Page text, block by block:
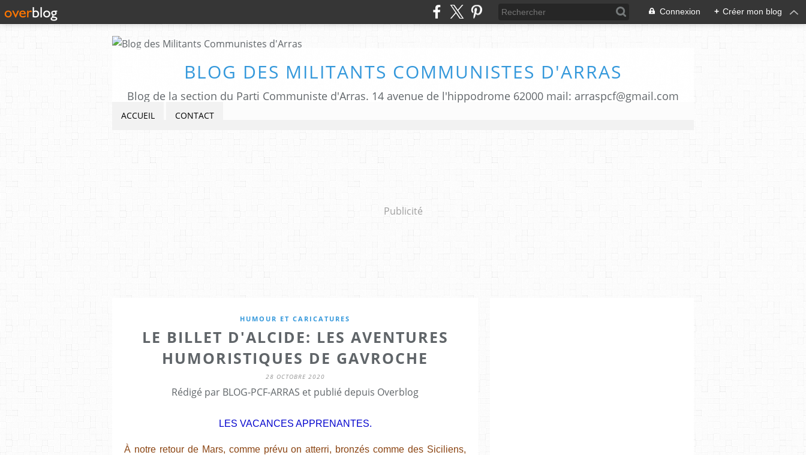
Connexion + Créer mon blog
BLOG DES MILITANTS COMMUNISTES D'ARRAS
Blog de la section du Parti Communiste d'Arras. 14 avenue de l'hippodrome 62000 mail: arraspcf@gmail.com
ACCUEIL CONTACT
Publicité
HUMOUR ET CARICATURES
LE BILLET D'ALCIDE: LES AVENTURES
HUMORISTIQUES DE GAVROCHE
28 OCTOBRE 2020
Rédigé par BLOG-PCF-ARRAS et publié depuis Overblog
LES VACANCES APPRENANTES.
À notre retour de Mars, comme prévu on atterri, bronzés comme des Siciliens,